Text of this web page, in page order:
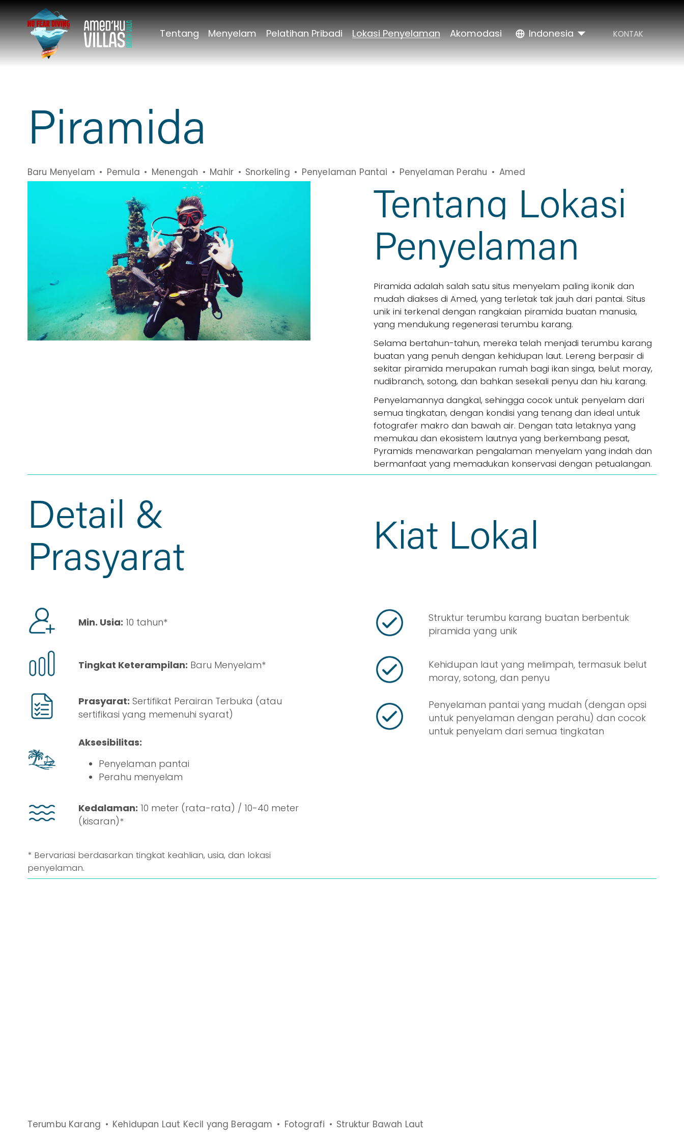
Tentang Menyelam Pelatihan Pribadi Lokasi Penyelaman Akomodasi Indonesia KONTAK
Piramida
Baru Menyelam Pemula Menengah Mahir Snorkeling Penyelaman Pantai Penyelaman Perahu Amed
Tentang Lokasi
Penyelaman
Piramida adalah salah satu situs menyelam paling ikonik dan
mudah diakses di Amed, yang terletak tak jauh dari pantai. Situs
unik ini terkenal dengan rangkaian piramida buatan manusia,
yang mendukung regenerasi terumbu karang.
Selama bertahun-tahun, mereka telah menjadi terumbu karang
buatan yang penuh dengan kehidupan laut. Lereng berpasir di
sekitar piramida merupakan rumah bagi ikan singa, belut moray,
nudibranch, sotong, dan bahkan sesekali penyu dan hiu karang.
Penyelamannya dangkal, sehingga cocok untuk penyelam dari
semua tingkatan, dengan kondisi yang tenang dan ideal untuk
fotografer makro dan bawah air. Dengan tata letaknya yang
memukau dan ekosistem lautnya yang berkembang pesat,
Pyramids menawarkan pengalaman menyelam yang indah dan
bermanfaat yang memadukan konservasi dengan petualangan.
Detail &
Prasyarat
Kiat Lokal
Min. Usia: 10 tahun*
Tingkat Keterampilan: Baru Menyelam*
Prasyarat: Sertifikat Perairan Terbuka (atau
sertifikasi yang memenuhi syarat)
Aksesibilitas:
Penyelaman pantai
Perahu menyelam
Kedalaman: 10 meter (rata-rata) / 10-40 meter
(kisaran)*
Struktur terumbu karang buatan berbentuk
piramida yang unik
Kehidupan laut yang melimpah, termasuk belut
moray, sotong, dan penyu
Penyelaman pantai yang mudah (dengan opsi
untuk penyelaman dengan perahu) dan cocok
untuk penyelam dari semua tingkatan
* Bervariasi berdasarkan tingkat keahlian, usia, dan lokasi
penyelaman.
Terumbu Karang Kehidupan Laut Kecil yang Beragam Fotografi Struktur Bawah Laut